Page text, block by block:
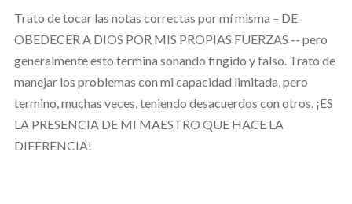
Trato de tocar las notas correctas por mí misma – DE
OBEDECER A DIOS POR MIS PROPIAS FUERZAS -- pero
generalmente esto termina sonando fingido y falso. Trato de
manejar los problemas con mi capacidad limitada, pero
termino, muchas veces, teniendo desacuerdos con otros. ¡ES
LA PRESENCIA DE MI MAESTRO QUE HACE LA
DIFERENCIA!